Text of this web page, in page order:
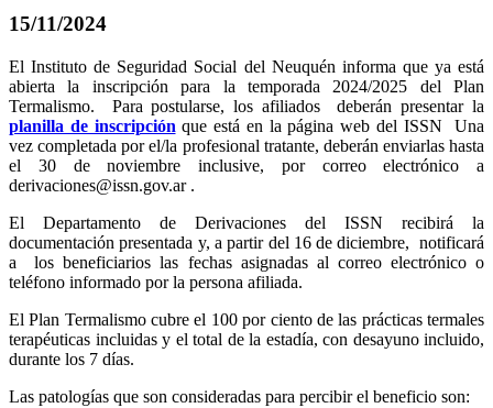
15/11/2024
El Instituto de Seguridad Social del Neuquén informa que ya está
abierta la inscripción para la temporada 2024/2025 del Plan
Termalismo. Para postularse, los afiliados deberán presentar la
planilla de inscripción que está en la página web del ISSN Una
vez completada por el/la profesional tratante, deberán enviarlas hasta
el 30 de noviembre inclusive, por correo electrónico a
derivaciones@issn.gov.ar .
El Departamento de Derivaciones del ISSN recibirá la
documentación presentada y, a partir del 16 de diciembre, notificará
a los beneficiarios las fechas asignadas al correo electrónico o
teléfono informado por la persona afiliada.
El Plan Termalismo cubre el 100 por ciento de las prácticas termales
terapéuticas incluidas y el total de la estadía, con desayuno incluido,
durante los 7 días.
Las patologías que son consideradas para percibir el beneficio son: